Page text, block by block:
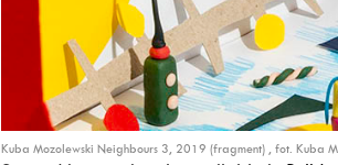
Kuba Mozolewski Neighbours 3, 2019 (fragment) , fot. Kuba